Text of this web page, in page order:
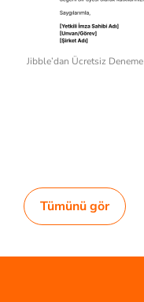
Jibble’dan Ücretsiz
Tümünü gör